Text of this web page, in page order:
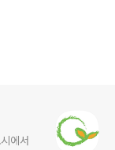
에서